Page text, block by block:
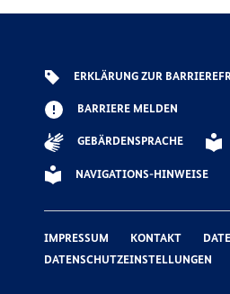
ERKLÄRUNG ZUR
BARRIERE MELDEN
GEBÄRDENSPRACHE
NAVIGATIONS-HINWEISE
IMPRESSUM KONTAKT
DATENSCHUTZEINSTELLUNGEN